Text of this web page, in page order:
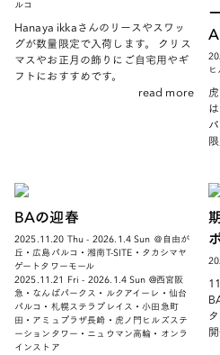
ルコ
Hanaya ikkaさんのリースやスワッ
グが数量限定で入荷します。 クリス
マスやお正月の飾りにご自宅用やギ
フトにおすすめです。
read more
BAの迎春
2025.11.20 Thu - 2026.1.4 Sun ＠自由が
丘・広島パルコ・湘南T-SITE・タカシマヤ
ゲートタワーモール
2025.11.21 Fri - 2026.1.4 Sun @西宮阪
急・なんばパークス・ルクアイーレ・仙台
パルコ・札幌ステラプレイス・小田急町
田・アミュプラザ長崎・虎ノ門ヒルズステ
ーションタワー・ニュウマン高輪・オンラ
インストア